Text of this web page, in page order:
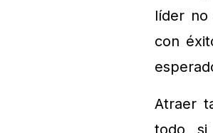
líder no
con
Atraer